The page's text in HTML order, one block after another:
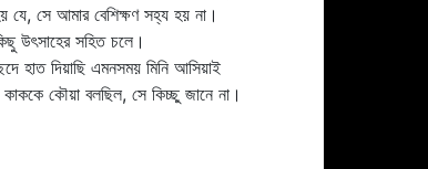
যে, সে আমার বেশিক্ষণ সহ্য হয় না।
উৎসাহের সহিত চলে।
হাত দিয়াছি এমনসময় মিনি আসিয়াই
কাককে কৌয়া বলছিল, সে কিচ্ছু জানে না।